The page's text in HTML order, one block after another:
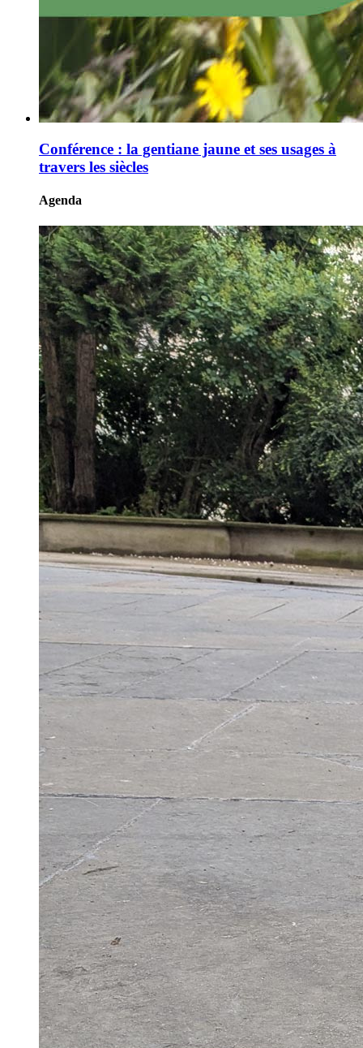
Conférence : la gentiane jaune et ses usages à
travers les siècles
Agenda